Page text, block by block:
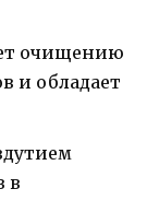
очищению
и обладает
в